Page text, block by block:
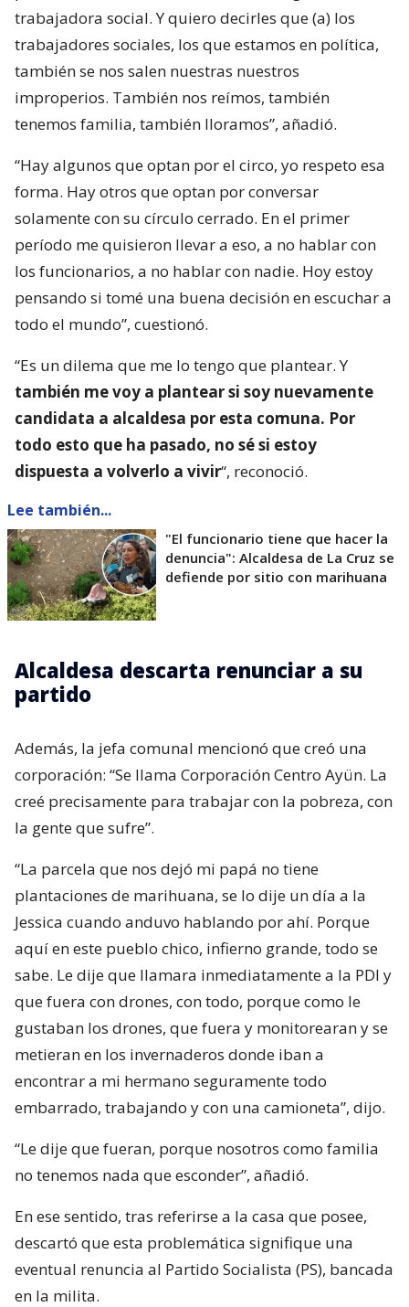
trabajadora social. Y quiero decirles que (a) los
trabajadores sociales, los que estamos en política,
también se nos salen nuestras nuestros
improperios. También nos reímos, también
tenemos familia, también lloramos”, añadió.
“Hay algunos que optan por el circo, yo respeto esa
forma. Hay otros que optan por conversar
solamente con su círculo cerrado. En el primer
período me quisieron llevar a eso, a no hablar con
los funcionarios, a no hablar con nadie. Hoy estoy
pensando si tomé una buena decisión en escuchar a
todo el mundo”, cuestionó.
“Es un dilema que me lo tengo que plantear. Y
también me voy a plantear si soy nuevamente
candidata a alcaldesa por esta comuna. Por
todo esto que ha pasado, no sé si estoy
dispuesta a volverlo a vivir“, reconoció.
Lee también...
"El funcionario tiene que hacer la
denuncia": Alcaldesa de La Cruz se
defiende por sitio con marihuana
Alcaldesa descarta renunciar a su
partido
Además, la jefa comunal mencionó que creó una
corporación: “Se llama Corporación Centro Ayün. La
creé precisamente para trabajar con la pobreza, con
la gente que sufre”.
“La parcela que nos dejó mi papá no tiene
plantaciones de marihuana, se lo dije un día a la
Jessica cuando anduvo hablando por ahí. Porque
aquí en este pueblo chico, infierno grande, todo se
sabe. Le dije que llamara inmediatamente a la PDI y
que fuera con drones, con todo, porque como le
gustaban los drones, que fuera y monitorearan y se
metieran en los invernaderos donde iban a
encontrar a mi hermano seguramente todo
embarrado, trabajando y con una camioneta”, dijo.
“Le dije que fueran, porque nosotros como familia
no tenemos nada que esconder”, añadió.
En ese sentido, tras referirse a la casa que posee,
descartó que esta problemática signifique una
eventual renuncia al Partido Socialista (PS), bancada
en la milita.